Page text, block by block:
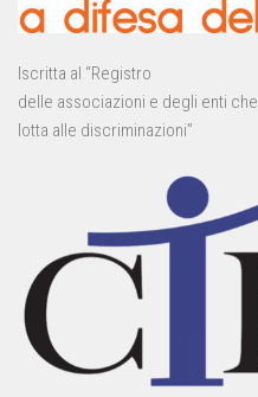
Iscritta al “Registro
delle associazioni e degli enti
lotta alle discriminazioni”